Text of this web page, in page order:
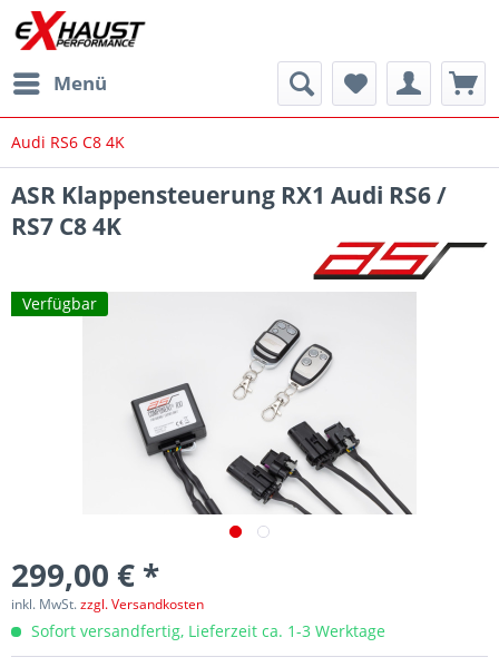
Menü
Audi RS6 C8 4K
ASR Klappensteuerung RX1 Audi RS6 /
RS7 C8 4K
Verfügbar
299,00 € *
inkl. MwSt.zzgl. Versandkosten
Sofort versandfertig, Lieferzeit ca. 1-3 Werktage